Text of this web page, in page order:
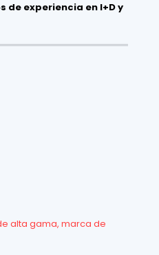
de experiencia en I+D y
alta gama, marca de